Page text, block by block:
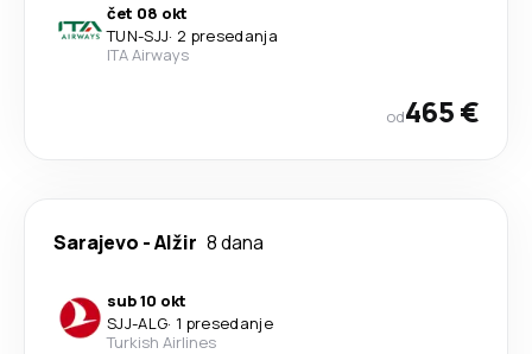
čet 08 okt
TUN-SJJ· 2 presedanja
ITA Airways
od465 €
Sarajevo -Alžir 8 dana
sub 10 okt
SJJ-ALG· 1 presedanje
Turkish Airlines